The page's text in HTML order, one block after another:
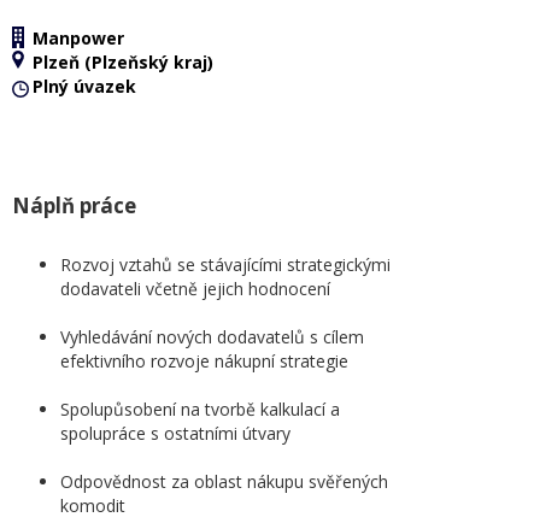
Manpower
Plzeň (Plzeňský kraj)
Plný úvazek
Náplň práce
Rozvoj vztahů se stávajícími strategickými
dodavateli včetně jejich hodnocení
Vyhledávání nových dodavatelů s cílem
efektivního rozvoje nákupní strategie
Spolupůsobení na tvorbě kalkulací a
spolupráce s ostatními útvary
Odpovědnost za oblast nákupu svěřených
komodit